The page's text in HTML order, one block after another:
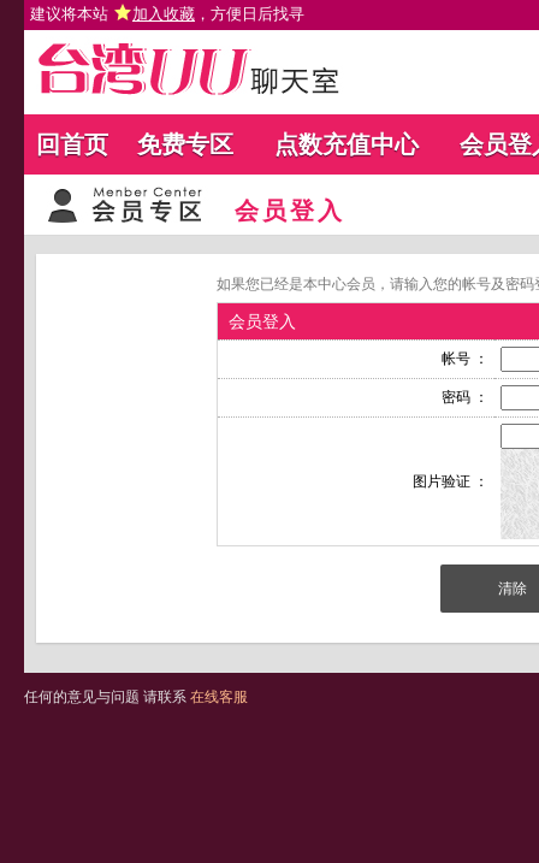
建议将本站 加入收藏 ，方便日后找寻
回首页 免费专区 点数充值中心 会员登
会员登入
如果您已经是本中心会员，请输入您的帐号及密
会员登入
帐号 ：
密码 ：
图片验证 ：
任何的意见与问题 请联系 在线客服